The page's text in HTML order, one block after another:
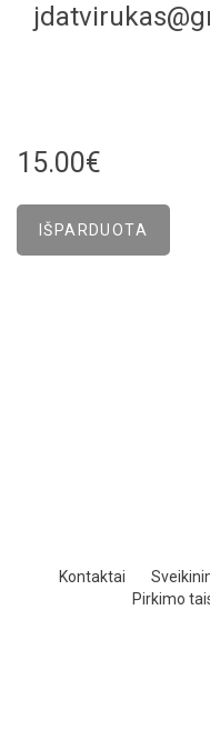
15.00€
Kontaktai
Pirkimo